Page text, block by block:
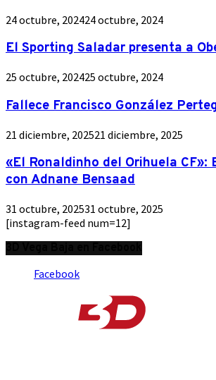
24 octubre, 202424 octubre, 2024
El Sporting Saladar presenta a
25 octubre, 202425 octubre, 2024
Fallece Francisco González
21 diciembre, 202521 diciembre, 2025
«El Ronaldinho del Orihuela CF»:
con Adnane Bensaad
31 octubre, 202531 octubre, 2025
[instagram-feed num=12]
Facebook